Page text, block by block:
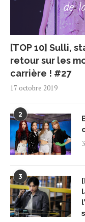
[TOP 10] Sulli,
retour sur les
carrière ! #27
17 octobre 2019
2
3